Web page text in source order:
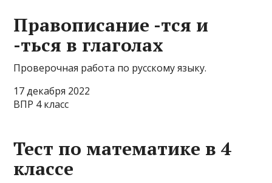
Правописание -тся и
-ться в глаголах
Проверочная работа по русскому языку.
17 декабря 2022
ВПР 4 класс
Тест по математике в 4
классе